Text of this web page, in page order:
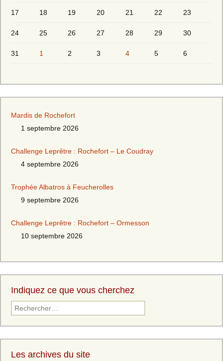
17 18 19 20 21 22 23
24 25 26 27 28 29 30
31 1 2 3 4 5 6
Mardis de Rochefort
1 septembre 2026
Challenge Leprêtre : Rochefort – Le Coudray
4 septembre 2026
Trophée Albatros à Feucherolles
9 septembre 2026
Challenge Leprêtre : Rochefort – Ormesson
10 septembre 2026
Indiquez ce que vous cherchez
Rechercher :
Les archives du site